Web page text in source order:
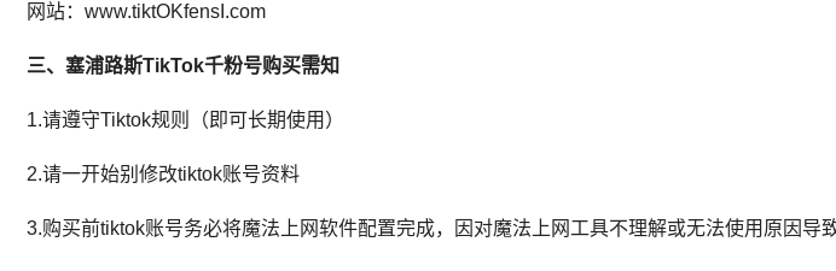
网站：www.tiktOKfensI.com
三、塞浦路斯TikTok千粉号购买需知
1.请遵守Tiktok规则（即可长期使用）
2.请一开始别修改tiktok账号资料
3.购买前tiktok账号务必将魔法上网软件配置完成，因对魔法上网工具不理解或无法使用原因导